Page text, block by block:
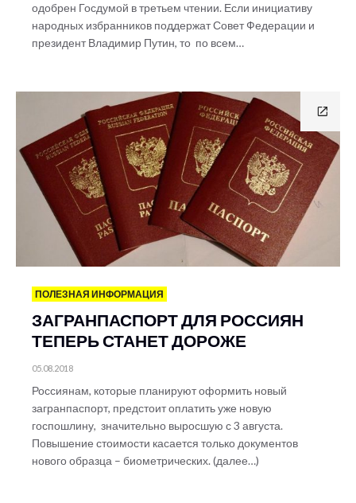
одобрен Госдумой в третьем чтении. Если инициативу
народных избранников поддержат Совет Федерации и
президент Владимир Путин, то по всем…
ПОЛЕЗНАЯ ИНФОРМАЦИЯ
ЗАГРАНПАСПОРТ ДЛЯ РОССИЯН
ТЕПЕРЬ СТАНЕТ ДОРОЖЕ
05.08.2018
Россиянам, которые планируют оформить новый
загранпаспорт, предстоит оплатить уже новую
госпошлину, значительно выросшую с 3 августа.
Повышение стоимости касается только документов
нового образца – биометрических. (далее…)